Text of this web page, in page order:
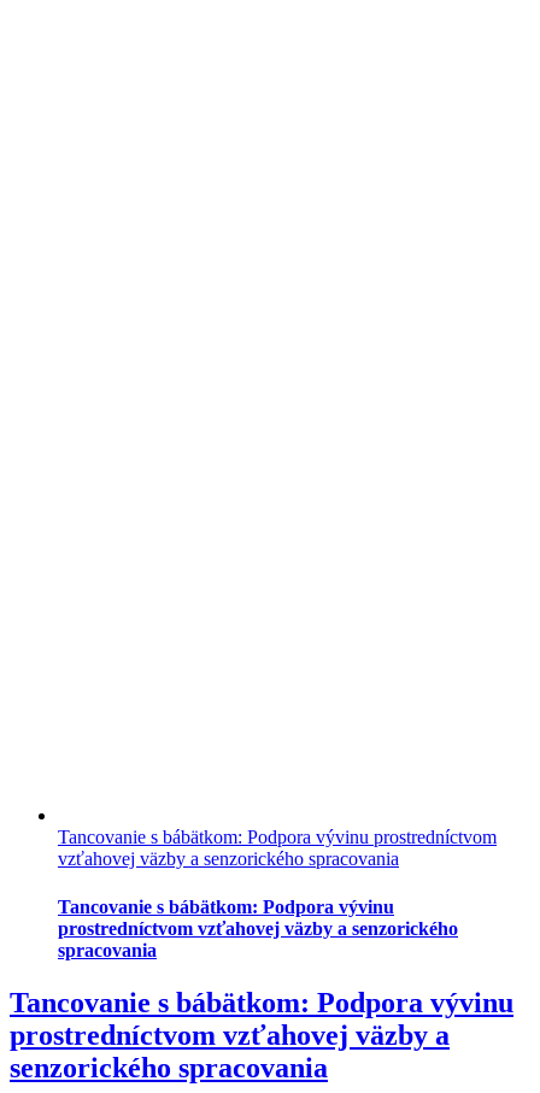
Tancovanie s bábätkom: Podpora vývinu prostredníctvom
vzťahovej väzby a senzorického spracovania
Tancovanie s bábätkom: Podpora vývinu
prostredníctvom vzťahovej väzby a senzorického
spracovania
Tancovanie s bábätkom: Podpora vývinu
prostredníctvom vzťahovej väzby a
senzorického spracovania